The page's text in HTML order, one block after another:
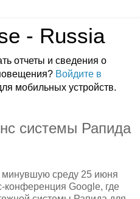
- Russia
отчеты и сведения о
Войдите в
мобильных устройств.
системы Рапида
минувшую среду 25 июня
Google, где